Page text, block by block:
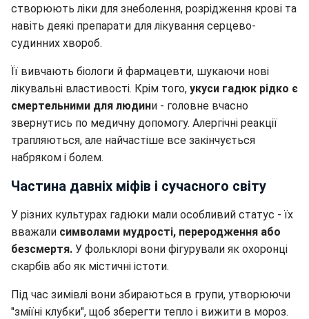
створюють ліки для знеболення, розрідження крові та
навіть деякі препарати для лікування серцево-
судинних хвороб.
Її вивчають біологи й фармацевти, шукаючи нові
лікувальні властивості. Крім того, укуси гадюк рідко є
смертельними для людини - головне вчасно
звернутись по медичну допомогу. Алергічні реакції
трапляються, але найчастіше все закінчується
набряком і болем.
Частина давніх міфів і сучасного світу
У різних культурах гадюки мали особливий статус - їх
вважали символами мудрості, переродження або
безсмертя. У фольклорі вони фігурували як охоронці
скарбів або як містичні істоти.
Під час зимівлі вони збираються в групи, утворюючи
"зміїні клубки", щоб зберегти тепло і вижити в мороз.